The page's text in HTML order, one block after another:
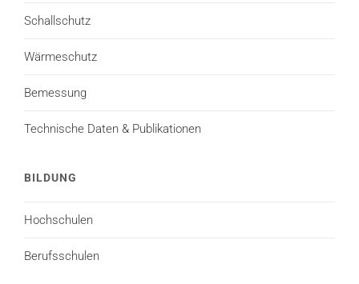
Schallschutz
Wärmeschutz
Bemessung
Technische Daten & Publikationen
BILDUNG
Hochschulen
Berufsschulen